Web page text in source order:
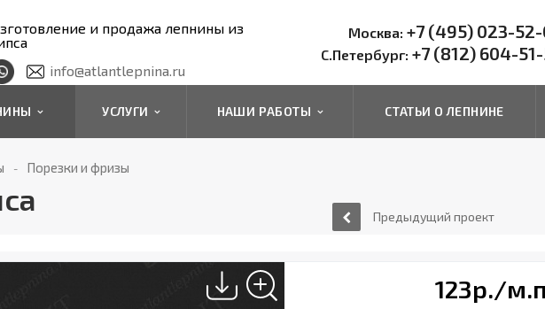
и продажа лепнины из
info@atlantlepnina.ru
Москва: +7 (495) 023-
С.Петербург: +7 (812) 604-
УСЛУГИ НАШИ РАБОТЫ СТАТЬИ О ЛЕПНИНЕ
Порезки и фризы
Предыдущий проект
123р./